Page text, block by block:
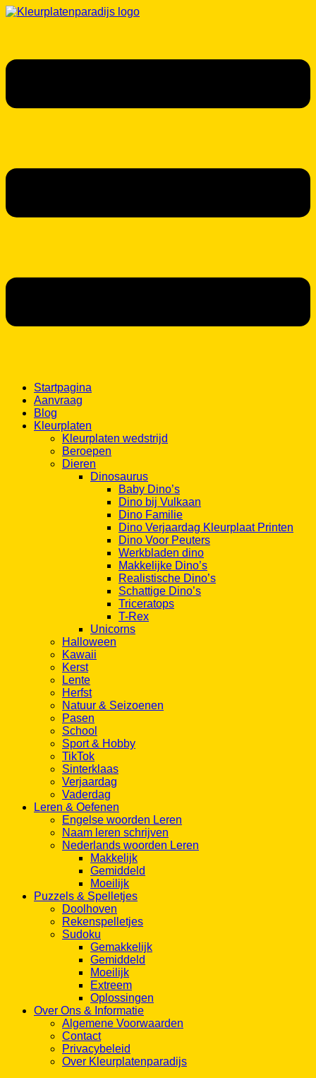
Startpagina
Aanvraag
Blog
Kleurplaten
Kleurplaten wedstrijd
Beroepen
Dieren
Dinosaurus
Baby Dino’s
Dino bij Vulkaan
Dino Familie
Dino Verjaardag Kleurplaat Printen
Dino Voor Peuters
Werkbladen dino
Makkelijke Dino’s
Realistische Dino’s
Schattige Dino’s
Triceratops
T-Rex
Unicorns
Halloween
Kawaii
Kerst
Lente
Herfst
Natuur & Seizoenen
Pasen
School
Sport & Hobby
TikTok
Sinterklaas
Verjaardag
Vaderdag
Leren & Oefenen
Engelse woorden Leren
Naam leren schrijven
Nederlands woorden Leren
Makkelijk
Gemiddeld
Moeilijk
Puzzels & Spelletjes
Doolhoven
Rekenspelletjes
Sudoku
Gemakkelijk
Gemiddeld
Moeilijk
Extreem
Oplossingen
Over Ons & Informatie
Algemene Voorwaarden
Contact
Privacybeleid
Over Kleurplatenparadijs